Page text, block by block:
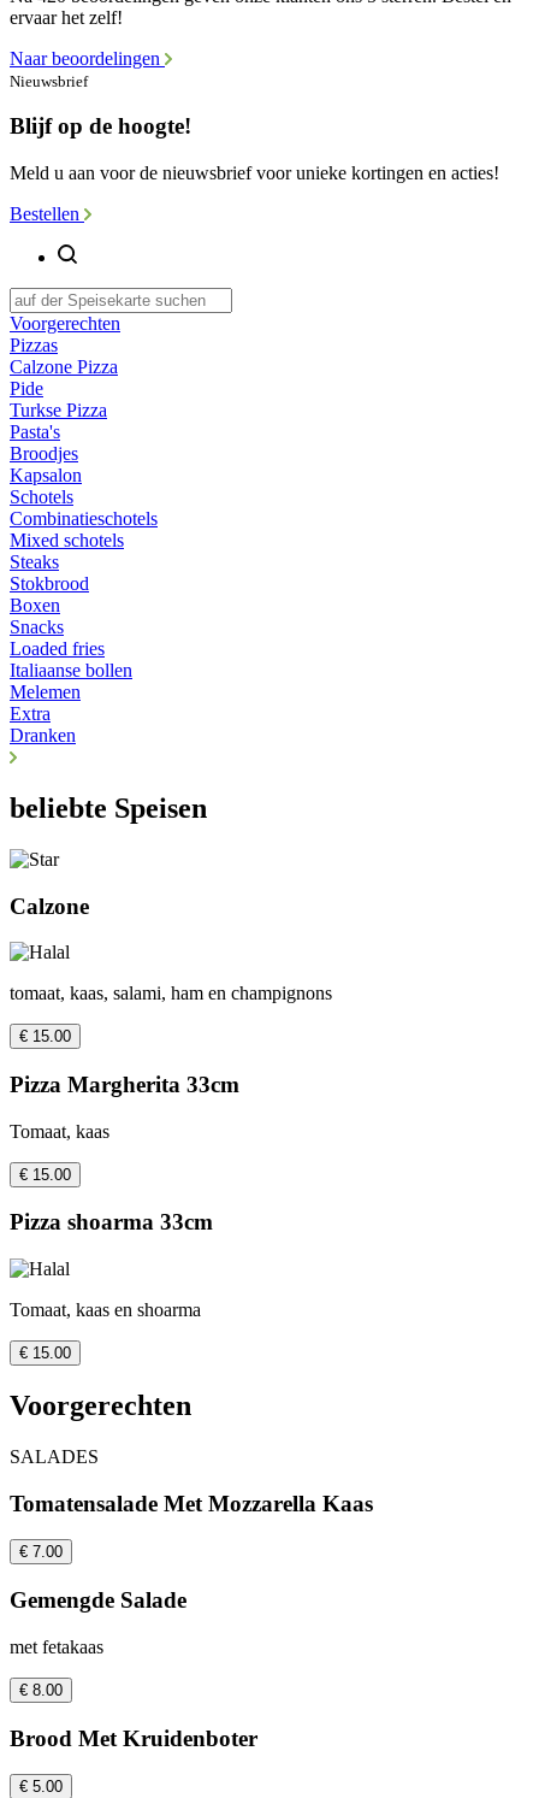
ervaar het zelf!
Naar beoordelingen
Nieuwsbrief
Blijf op de hoogte!
Meld u aan voor de nieuwsbrief voor unieke kortingen en acties!
Bestellen
Voorgerechten
Pizzas
Calzone Pizza
Pide
Turkse Pizza
Pasta's
Broodjes
Kapsalon
Schotels
Combinatieschotels
Mixed schotels
Steaks
Stokbrood
Boxen
Snacks
Loaded fries
Italiaanse bollen
Melemen
Extra
Dranken
beliebte Speisen
Calzone
tomaat, kaas, salami, ham en champignons
€ 15.00
Pizza Margherita 33cm
Tomaat, kaas
€ 15.00
Pizza shoarma 33cm
Tomaat, kaas en shoarma
€ 15.00
Voorgerechten
SALADES
Tomatensalade Met Mozzarella Kaas
€ 7.00
Gemengde Salade
met fetakaas
€ 8.00
Brood Met Kruidenboter
€ 5.00